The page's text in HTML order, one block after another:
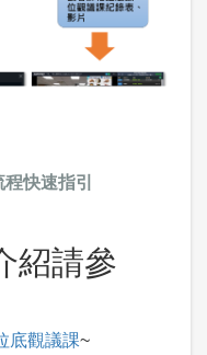
快速指引
紹請參
底觀議課~